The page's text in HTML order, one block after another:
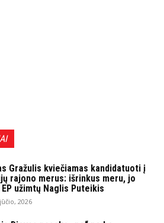
Gražulis kviečiamas kandidatuoti į
rajono merus: išrinkus meru, jo
užimtų Naglis Puteikis
2026